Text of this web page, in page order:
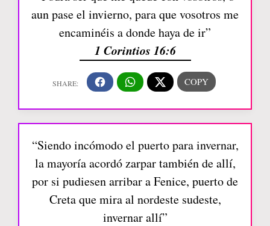
aun pase el invierno, para que vosotros me
encaminéis a donde haya de ir”
1 Corintios 16:6
“Siendo incómodo el puerto para invernar,
la mayoría acordó zarpar también de allí,
por si pudiesen arribar a Fenice, puerto de
Creta que mira al nordeste sudeste,
invernar allí”